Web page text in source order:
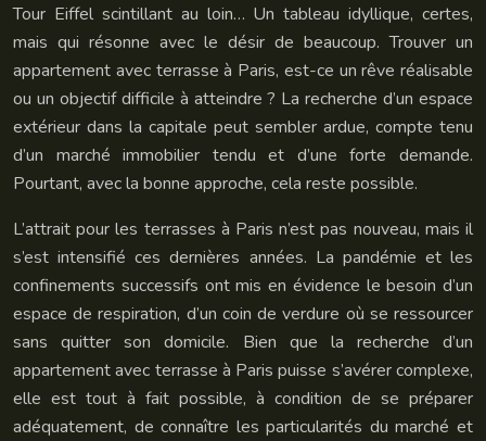
Tour Eiffel scintillant au loin… Un tableau idyllique, certes,
mais qui résonne avec le désir de beaucoup. Trouver un
appartement avec terrasse à Paris, est-ce un rêve réalisable
ou un objectif difficile à atteindre ? La recherche d’un espace
extérieur dans la capitale peut sembler ardue, compte tenu
d’un marché immobilier tendu et d’une forte demande.
Pourtant, avec la bonne approche, cela reste possible.
L’attrait pour les terrasses à Paris n’est pas nouveau, mais il
s’est intensifié ces dernières années. La pandémie et les
confinements successifs ont mis en évidence le besoin d’un
espace de respiration, d’un coin de verdure où se ressourcer
sans quitter son domicile. Bien que la recherche d’un
appartement avec terrasse à Paris puisse s’avérer complexe,
elle est tout à fait possible, à condition de se préparer
adéquatement, de connaître les particularités du marché et